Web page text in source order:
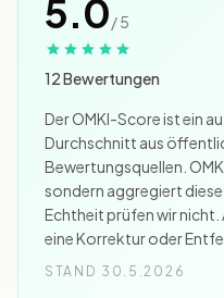
5.0/ 5
12 Bewertungen
Der OMKI-Score ist ein
Durchschnitt aus
Bewertungsquellen.
sondern aggregiert
Echtheit prüfen wir
eine Korrektur oder
STAND 30.5.2026